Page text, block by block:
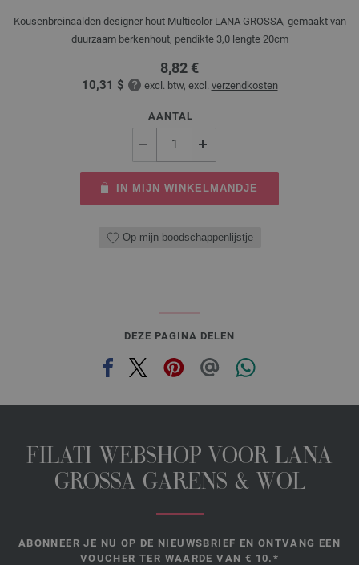
Kousenbreinaalden designer hout Multicolor LANA GROSSA, gemaakt van
duurzaam berkenhout, pendikte 3,0 lengte 20cm
8,82 €
10,31 $ excl. btw, excl. verzendkosten
AANTAL
IN MIJN WINKELMANDJE
Op mijn boodschappenlijstje
DEZE PAGINA DELEN
FILATI WEBSHOP VOOR LANA
GROSSA GARENS & WOL
ABONNEER JE NU OP DE NIEUWSBRIEF EN ONTVANG EEN
VOUCHER TER WAARDE VAN € 10.*